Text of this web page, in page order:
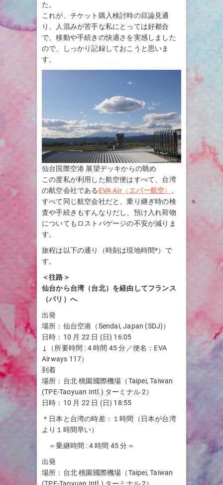
た。
これが、チケット購入検討時の目論見通
り、人混みが苦手な私にとっては好都合
で、移動や手続きの快適さを実感しました
ので、しっかり記録しておこうと思いま
す。
仙台国際空港 展望デッキからの眺め
この度私が利用した航空便はすべて、台湾
の航空会社である EVA Air （エバー航空） 。
すべて同じ航空会社だと、乗り継ぎ時の検
査や手続きもすんなりだし、預け入れ荷物
についてもロストバゲージの不安が減りま
す。
旅程は以下の通り（時刻は現地時間*）で
す。
＜往路＞
仙台から台湾（台北）を経由してフランス
（パリ）へ
出発
場所：仙台空港（Sendai, Japan (SDJ)）
日時：10 月 22 日 (日) 16:05
↓（所要時間 : 4 時間 45 分／便名：EVA
Airways 117）
到着
場所：台北 桃園國際機場（Taipei, Taiwan
(TPE-Taoyuan Intl.) ターミナル 2）
日時：10 月 22 日 (日) 18:55
＊日本と台湾の時差：１時間（日本が台湾
より１時間早い）
＝乗継時間 : 4 時間 45 分＝
出発
場所：台北 桃園國際機場（Taipei, Taiwan